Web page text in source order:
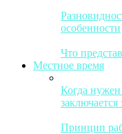
особенности
Что
Местное время
Когда нужен
заключается
Принцип